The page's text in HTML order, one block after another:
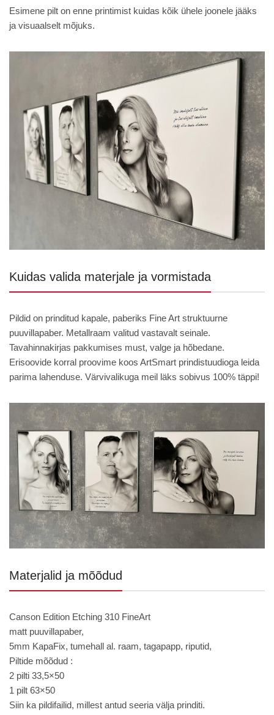
Esimene pilt on enne printimist kuidas kõik ühele joonele jääks
ja visuaalselt mõjuks.
Kuidas valida materjale ja vormistada
Pildid on prinditud kapale, paberiks Fine Art struktuurne
puuvillapaber. Metallraam valitud vastavalt seinale.
Tavahinnakirjas pakkumises must, valge ja hõbedane.
Erisoovide korral proovime koos ArtSmart prindistuudioga leida
parima lahenduse. Värvivalikuga meil läks sobivus 100% täppi!
Materjalid ja mõõdud
Canson Edition Etching 310 FineArt
matt puuvillapaber,
5mm KapaFix, tumehall al. raam, tagapapp, riputid,
Piltide mõõdud :
2 pilti 33,5×50
1 pilt 63×50
Siin ka pildifailid, millest antud seeria välja prinditi.